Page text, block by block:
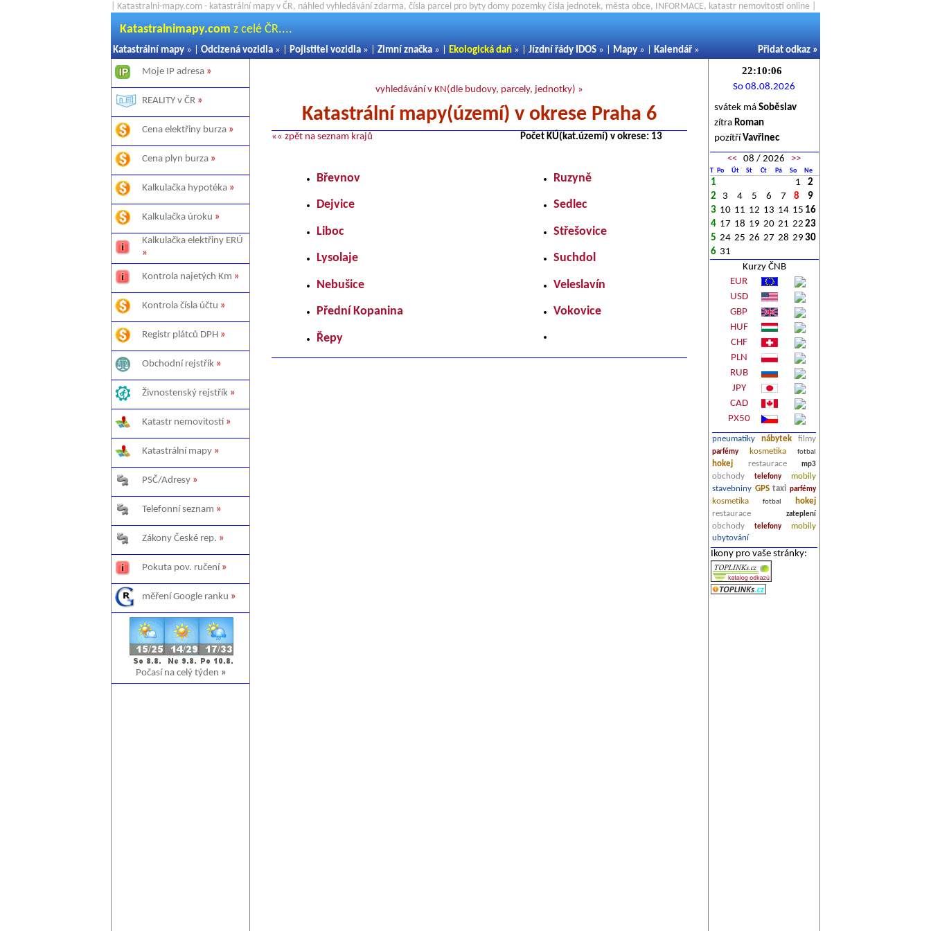
| Katastralni-mapy.com - katastrální mapy v ČR, náhled vyhledávání zdarma, čísla parcel pro byty domy pozemky čísla jednotek, města obce, INFORMACE, katastr nemovitostí online |
Katastralnimapy.com z celé ČR....
Katastrální mapy » | Odcizená vozidla » | Pojistitel vozidla » | Zimní značka » | Ekologická daň » | Jízdní řády IDOS » | Mapy » | Kalendář » Přidat odkaz »
Moje IP adresa »
REALITY v ČR »
Cena elektřiny burza »
Cena plyn burza »
Kalkulačka hypotéka »
Kalkulačka úroku »
Kalkulačka elektřiny ERÚ
»
Kontrola najetých Km »
Kontrola čísla účtu »
Registr plátců DPH »
Obchodní rejstřík »
Živnostenský rejstřík »
Katastr nemovitostí »
Katastrální mapy »
PSČ/Adresy »
Telefonní seznam »
Zákony České rep. »
Pokuta pov. ručení »
měření Google ranku »
Počasí na celý týden »
vyhledávání v KN(dle budovy, parcely, jednotky) »
Katastrální mapy(území) v okrese Praha 6
«« zpět na seznam krajů Počet KÚ(kat.území) v okrese: 13
Břevnov
Dejvice
Liboc
Lysolaje
Nebušice
Přední Kopanina
Řepy
Ruzyně
Sedlec
Střešovice
Suchdol
Veleslavín
Vokovice
So 08.08.2026
svátek má Soběslav
zítra Roman
pozítří Vavřinec
<< 08 / 2026 >>
T Po Út St Čt Pá So Ne
1 1
2
2
3 4 5 6 7 8
9
3 10 11 12 13 14 15 16
4 17 18 19 20 21 22 23
5 24 25 26 27 28 29 30
6 31
Kurzy ČNB
EUR
USD
GBP
HUF
CHF
PLN
RUB
JPY
CAD
PX50
pneumatiky nábytek filmy
parfémy kosmetika fotbal
hokej restaurace mp3
obchody telefony
mobily
stavebniny GPS taxi parfémy
kosmetika fotbal
hokej
restaurace
zateplení
obchody telefony
mobily
ubytování
Ikony pro vaše stránky: